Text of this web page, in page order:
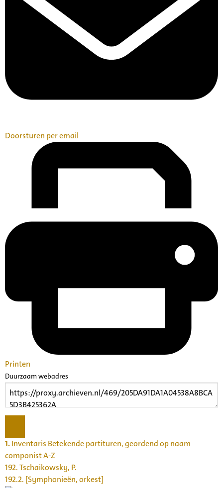
Doorsturen per email
Printen
Duurzaam webadres
1.Inventaris Betekende partituren, geordend op naam
componist A-Z
192. Tschaikowsky, P.
192.2. [Symphonieën, orkest]